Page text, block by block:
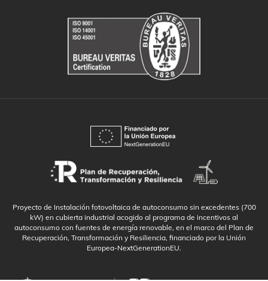
Proyecto de Instalación fotovoltaica de autoconsumo sin excedentes (700
kW) en cubierta industrial acogido al programa de incentivos al
autoconsumo con fuentes de energía renovable, en el marco del Plan de
Recuperación, Transformación y Resiliencia, financiado por la Unión
Europea-NextGenerationEU.